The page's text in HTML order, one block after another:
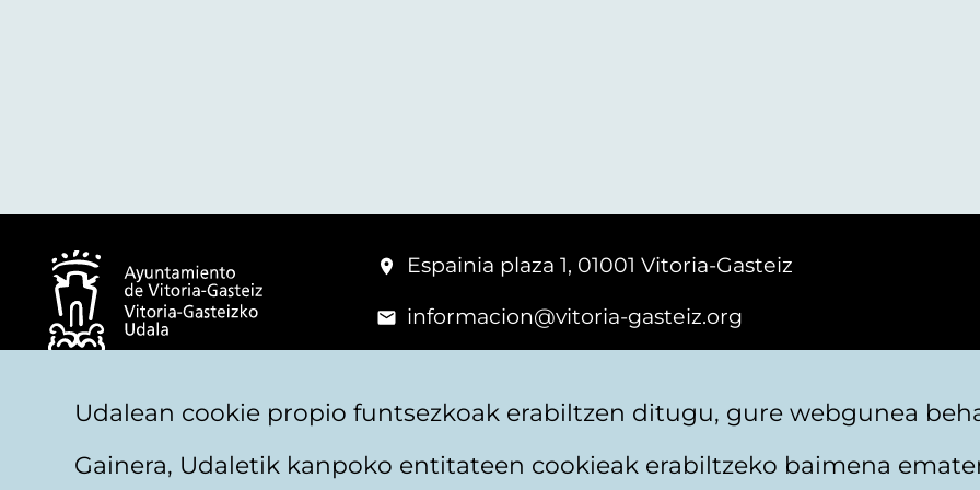
© Vitoria-Gasteizko Udala
Espainia plaza 1, 01001 Vitoria-Gasteiz
informacion@vitoria-gasteiz.org
Udalean cookie propio funtsezkoak erabiltzen ditugu, gure webgunea
Gainera, Udaletik kanpoko entitateen cookieak erabiltzeko baimena